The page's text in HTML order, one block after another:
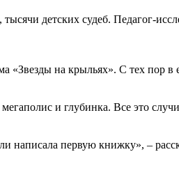
детских судеб. Педагог-
«Звезды на крыльях». С тех пор в
и глубинка. Все это
написала первую книжку», –